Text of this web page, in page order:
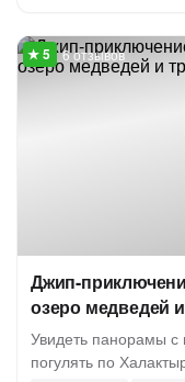
6 отзывов
Джип-
озеро медведей
Увидеть панорамы
погулять по